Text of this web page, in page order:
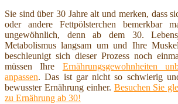
Sie sind über 30 Jahre alt und merken, dass
oder andere Fettpölsterchen bemerkbar
ungewöhnlich, denn ab dem 30.
Metabolismus langsam um und Ihre
beschleunigt sich dieser Prozess noch
müssen Ihre Ernährungsgewohnheiten
anpassen. Das ist gar nicht so schwierig
bewusster Ernährung einher. Besuchen Sie
zu Ernährung ab 30!